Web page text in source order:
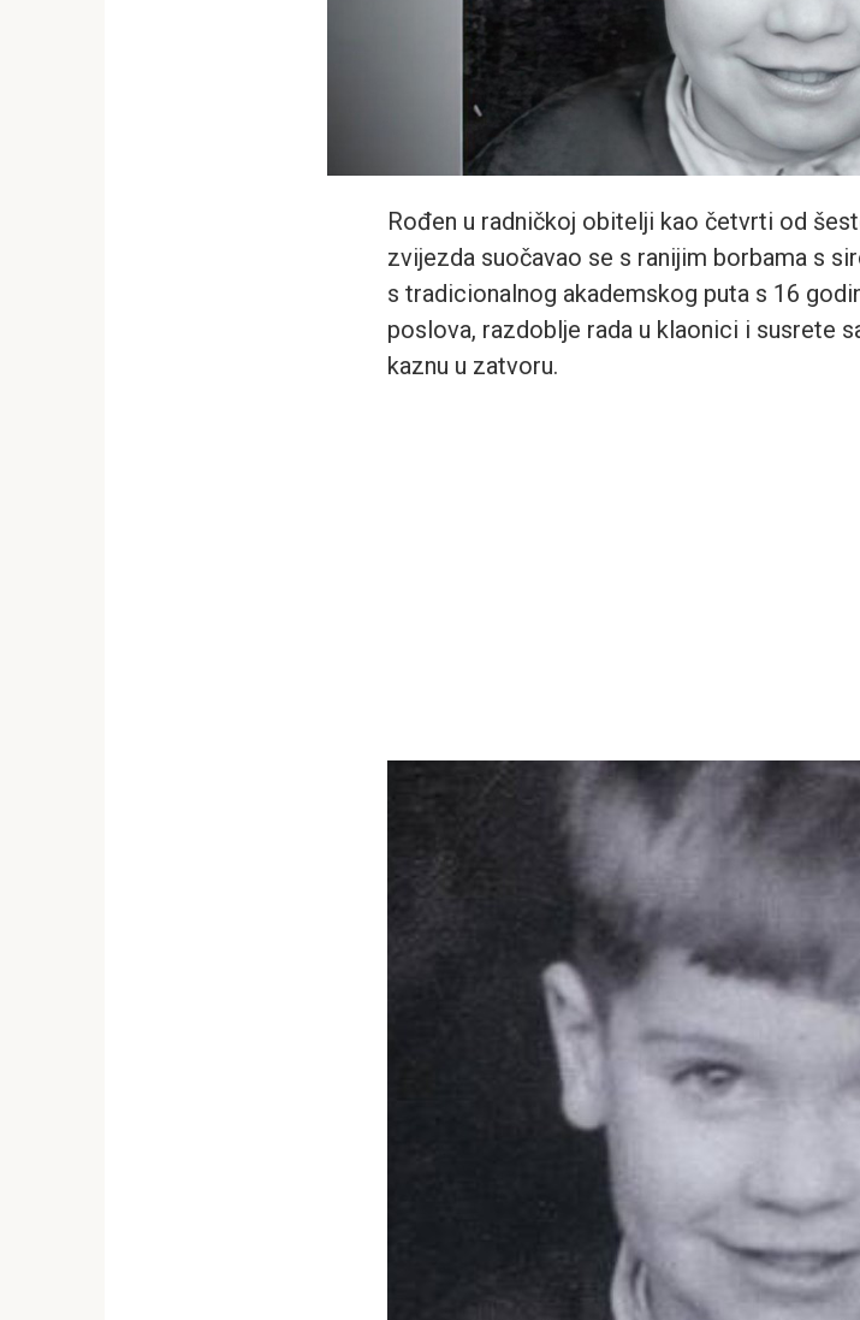
Rođen u radničkoj obitelji kao četvrti od
zvijezda suočavao se s ranijim borbama s
s tradicionalnog akademskog puta s 16
poslova, razdoblje rada u klaonici i susrete
kaznu u zatvoru.